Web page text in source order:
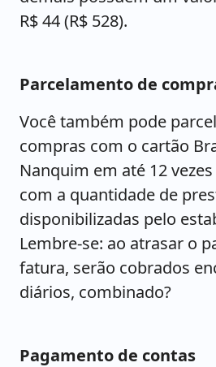
R$ 44 (R$ 528).
Parcelamento de
Você também pode
compras com o cartão
Nanquim em até 12
com a quantidade de
disponibilizadas pelo
Lembre-se: ao atrasar o
fatura, serão cobrados
diários, combinado?
Pagamento de contas